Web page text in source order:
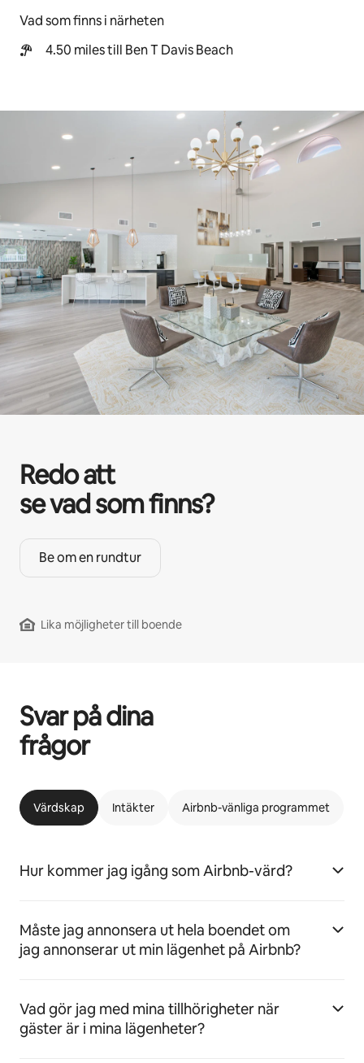
Vad som finns i närheten
4.50 miles till Ben T Davis Beach
Redo att
se vad som finns?
Be om en rundtur
Lika möjligheter till boende
Svar på dina
frågor
Värdskap Intäkter Airbnb-vänliga programmet
Hur kommer jag igång som Airbnb-värd?
Måste jag annonsera ut hela boendet om
jag annonserar ut min lägenhet på Airbnb?
Vad gör jag med mina tillhörigheter när
gäster är i mina lägenheter?